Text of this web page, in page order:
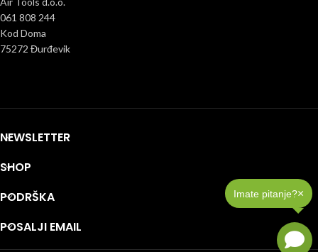
061 808 244
Kod Doma
75272 Đurđevik
NEWSLETTER
SHOP
PODRŠKA
POSALJI EMAIL
Imate pitanje?×